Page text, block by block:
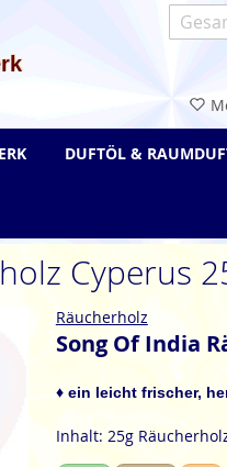
Cyperus
Räucherholz
Song Of India
♦ ein leicht frischer,
Inhalt: 25g
DUFTÖL &